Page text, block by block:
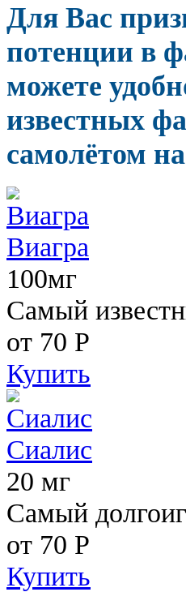
Для Вас
потенции в
можете
известных
самолётом
Виагра
100мг
Самый
от 70 Р
Купить
Сиалис
20 мг
Самый
от 70 Р
Купить